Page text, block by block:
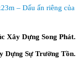
– Dấu ấn riêng của
Xây Dựng Song Phát.
Dựng Sự Trường Tồn.